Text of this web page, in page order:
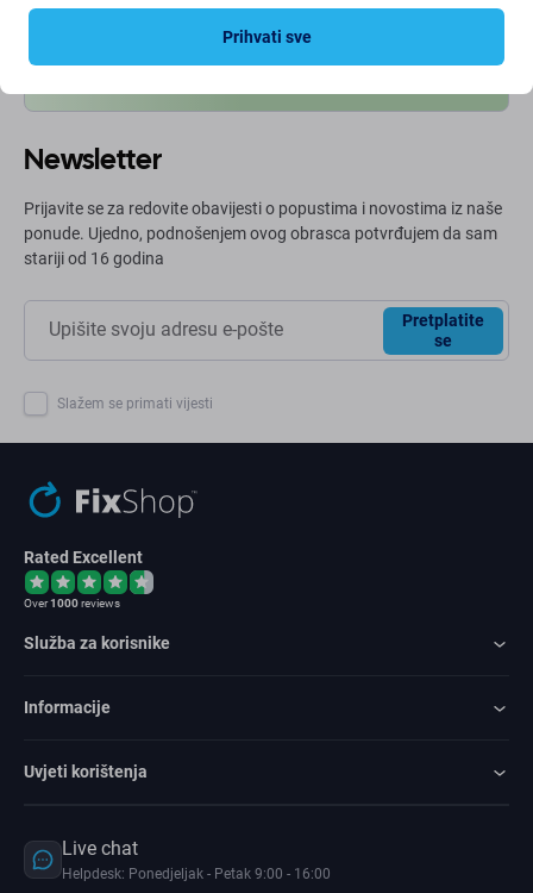
trag.
Više info
Newsletter
Prijavite se za redovite obavijesti o popustima i novostima iz naše
ponude. Ujedno, podnošenjem ovog obrasca potvrđujem da sam
stariji od 16 godina
Pretplatite
se
Slažem se primati vijesti
Rated Excellent
Over1000reviews
Služba za korisnike
Informacije
Uvjeti korištenja
Live chat
Helpdesk: Ponedjeljak - Petak 9:00 - 16:00
Prihvati sve